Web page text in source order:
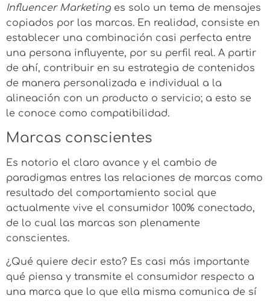
Influencer Marketing es solo un tema de mensajes
copiados por las marcas. En realidad, consiste en
establecer una combinación casi perfecta entre
una persona influyente, por su perfil real. A partir
de ahí, contribuir en su estrategia de contenidos
de manera personalizada e individual a la
alineación con un producto o servicio; a esto se
le conoce como compatibilidad.
Marcas conscientes
Es notorio el claro avance y el cambio de
paradigmas entres las relaciones de marcas como
resultado del comportamiento social que
actualmente vive el consumidor 100% conectado,
de lo cual las marcas son plenamente
conscientes.
¿Qué quiere decir esto? Es casi más importante
qué piensa y transmite el consumidor respecto a
una marca que lo que ella misma comunica de sí